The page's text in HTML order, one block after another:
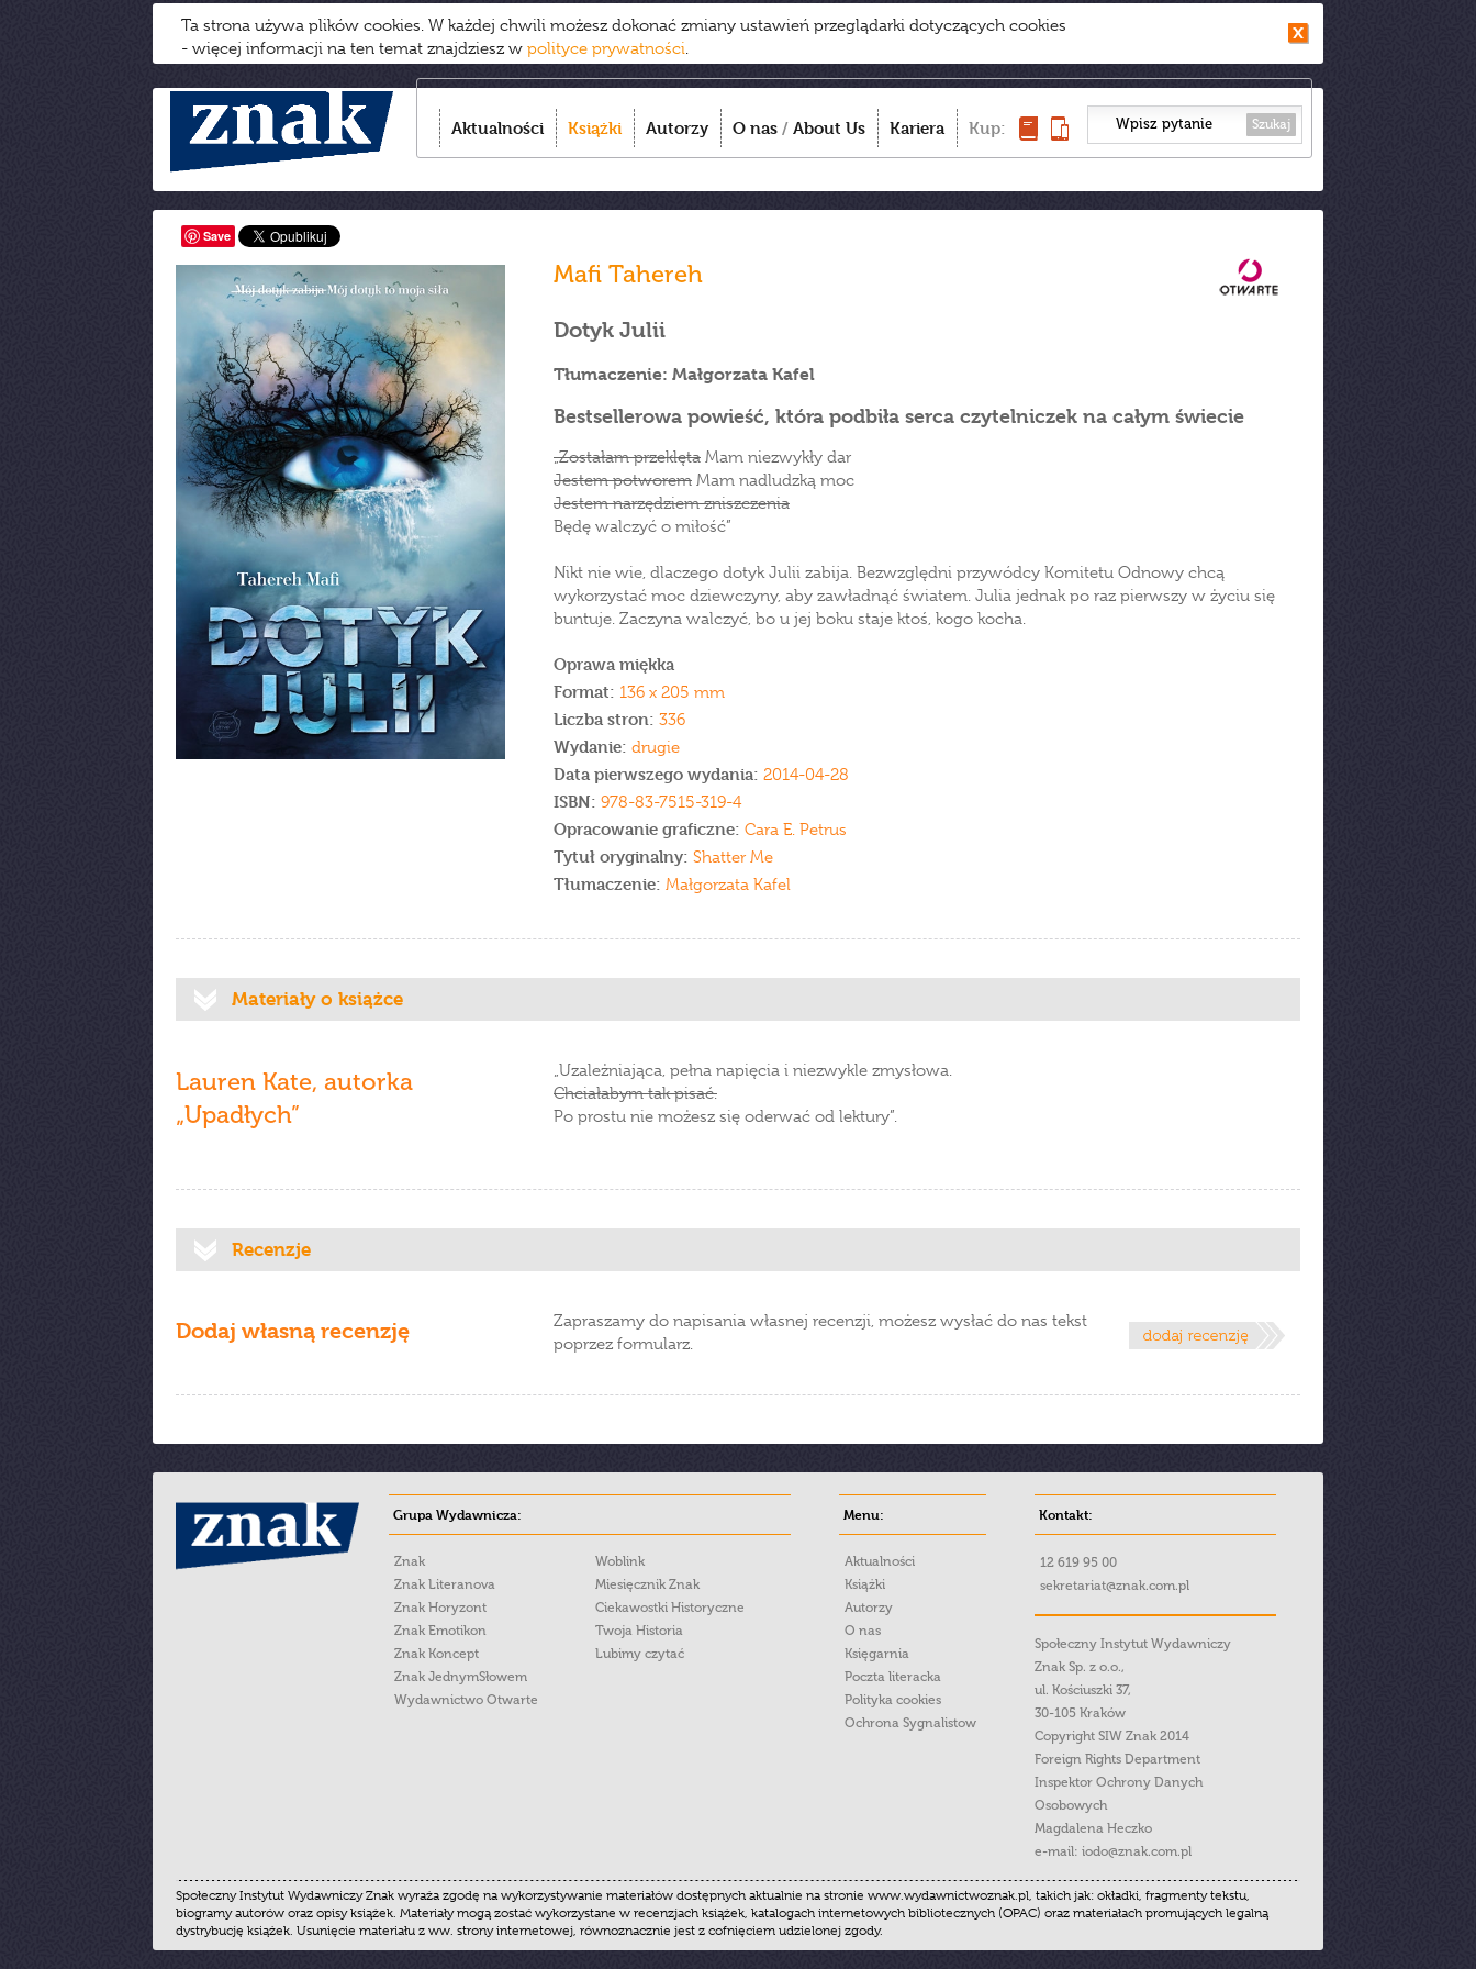
Ta strona używa plików cookies. W każdej chwili możesz dokonać zmiany ustawień przeglądarki dotyczących cookies
- więcej informacji na ten temat znajdziesz w polityce prywatności.
Aktualności Książki Autorzy O nas / About Us Kariera Kup: Szukaj
Save
Mafi Tahereh
Dotyk Julii
Tłumaczenie: Małgorzata Kafel
Bestsellerowa powieść, która podbiła serca czytelniczek na całym świecie
„Zostałam przeklęta Mam niezwykły dar
Jestem potworem Mam nadludzką moc
Jestem narzędziem zniszczenia
Będę walczyć o miłość”
Nikt nie wie, dlaczego dotyk Julii zabija. Bezwzględni przywódcy Komitetu Odnowy chcą
wykorzystać moc dziewczyny, aby zawładnąć światem. Julia jednak po raz pierwszy w życiu się
buntuje. Zaczyna walczyć, bo u jej boku staje ktoś, kogo kocha.
Oprawa miękka
Format: 136 x 205 mm
Liczba stron: 336
Wydanie: drugie
Data pierwszego wydania: 2014-04-28
ISBN: 978-83-7515-319-4
Opracowanie graficzne: Cara E. Petrus
Tytuł oryginalny: Shatter Me
Tłumaczenie: Małgorzata Kafel
Materiały o książce
Lauren Kate, autorka
„Upadłych”
„Uzależniająca, pełna napięcia i niezwykle zmysłowa.
Chciałabym tak pisać.
Po prostu nie możesz się oderwać od lektury”.
Recenzje
Dodaj własną recenzję
Zapraszamy do napisania własnej recenzji, możesz wysłać do nas tekst
poprzez formularz.
Grupa Wydawnicza:
Znak
Znak Literanova
Znak Horyzont
Znak Emotikon
Znak Koncept
Znak JednymSłowem
Wydawnictwo Otwarte
Woblink
Miesięcznik Znak
Ciekawostki Historyczne
Twoja Historia
Lubimy czytać
Menu:
Aktualności
Książki
Autorzy
O nas
Księgarnia
Poczta literacka
Polityka cookies
Ochrona Sygnalistow
Kontakt:
12 619 95 00
sekretariat@znak.com.pl
Społeczny Instytut Wydawniczy
Znak Sp. z o.o.,
ul. Kościuszki 37,
30-105 Kraków
Copyright SIW Znak 2014
Foreign Rights Department
Inspektor Ochrony Danych
Osobowych
Magdalena Heczko
e-mail: iodo@znak.com.pl
Społeczny Instytut Wydawniczy Znak wyraża zgodę na wykorzystywanie materiałów dostępnych aktualnie na stronie www.wydawnictwoznak.pl, takich jak: okładki, fragmenty tekstu,
biogramy autorów oraz opisy książek. Materiały mogą zostać wykorzystane w recenzjach książek, katalogach internetowych bibliotecznych (OPAC) oraz materiałach promujących legalną
dystrybucję książek. Usunięcie materiału z ww. strony internetowej, równoznacznie jest z cofnięciem udzielonej zgody.